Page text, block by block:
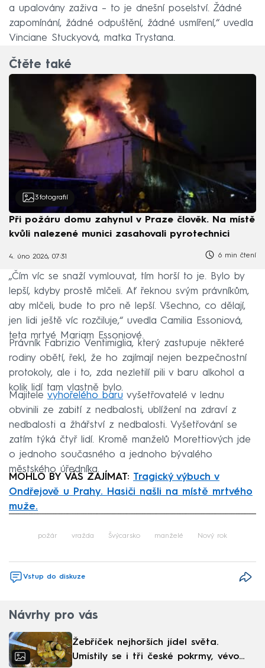
a upalovány zaživa – to je dnešní poselství. Žádné
zapomínání, žádné odpuštění, žádné usmíření,“ uvedla
Vinciane Stuckyová, matka Trystana.
Čtěte také
3 fotografií
Při požáru domu zahynul v Praze člověk. Na místě
kvůli nalezené munici zasahovali pyrotechnici
4. úno 2026, 07:31 6 min čtení
„Čím víc se snaží vymlouvat, tím horší to je. Bylo by
lepší, kdyby prostě mlčeli. Ať řeknou svým právníkům,
aby mlčeli, bude to pro ně lepší. Všechno, co dělají,
jen lidi ještě víc rozčiluje,“ uvedla Camilia Essoniová,
teta mrtvé Mariam Essoniové.
Právník Fabrizio Ventimiglia, který zastupuje některé
rodiny obětí, řekl, že ho zajímají nejen bezpečnostní
protokoly, ale i to, zda nezletilí pili v baru alkohol a
kolik lidí tam vlastně bylo.
Majitele vyhořelého baru vyšetřovatelé v lednu
obvinili ze zabití z nedbalosti, ublížení na zdraví z
nedbalosti a žhářství z nedbalosti. Vyšetřování se
zatím týká čtyř lidí. Kromě manželů Morettiových jde
o jednoho současného a jednoho bývalého
městského úředníka.
MOHLO BY VÁS ZAJÍMAT: Tragický výbuch v
Ondřejově u Prahy. Hasiči našli na místě mrtvého
muže.
požár vražda Švýcarsko manželé Nový rok
Vstup do diskuze
Návrhy pro vás
Žebříček nejhorších jídel světa.
Umístily se i tři české pokrmy, vévodí